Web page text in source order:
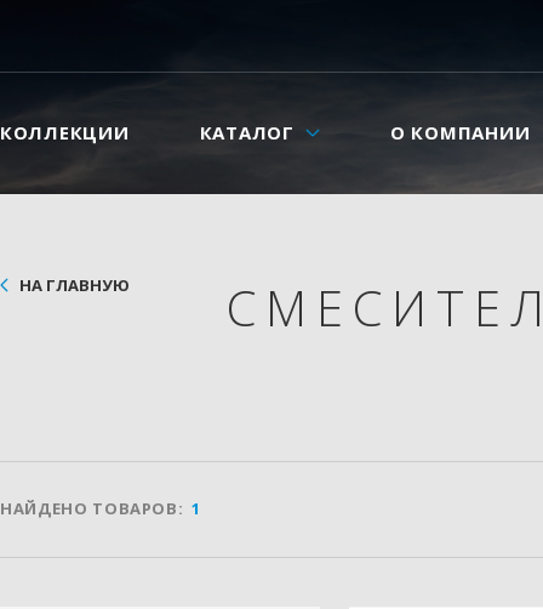
КОЛЛЕКЦИИ КАТАЛОГ О КОМПАНИИ
НА ГЛАВНУЮ
НАЙДЕНО ТОВАРОВ: 1